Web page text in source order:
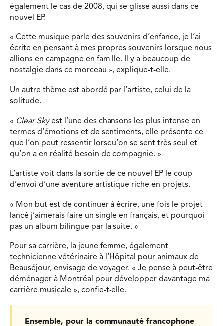
également le cas de 2008, qui se glisse aussi dans ce
nouvel EP.
« Cette musique parle des souvenirs d’enfance, je l’ai
écrite en pensant à mes propres souvenirs lorsque nous
allions en campagne en famille. Il y a beaucoup de
nostalgie dans ce morceau », explique-t-elle.
Un autre thème est abordé par l’artiste, celui de la
solitude.
« Clear Skyest l’une des chansons les plus intense en
termes d’émotions et de sentiments, elle présente ce
que l’on peut ressentir lorsqu’on se sent très seul et
qu’on a en réalité besoin de compagnie. »
L’artiste voit dans la sortie de ce nouvel EP le coup
d’envoi d’une aventure artistique riche en projets.
« Mon but est de continuer à écrire, une fois le projet
lancé j’aimerais faire un single en français, et pourquoi
pas un album bilingue par la suite. »
Pour sa carrière, la jeune femme, également
technicienne vétérinaire à l’Hôpital pour animaux de
Beauséjour, envisage de voyager. « Je pense à peut-être
déménager à Montréal pour développer davantage ma
carrière musicale », confie-t-elle.
Ensemble, pour la communauté francophone